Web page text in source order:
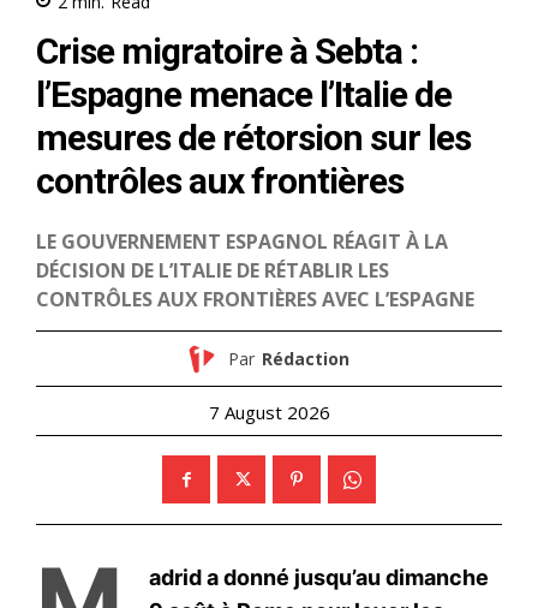
l'intelligence de
l'information
Insight Publications
À propos